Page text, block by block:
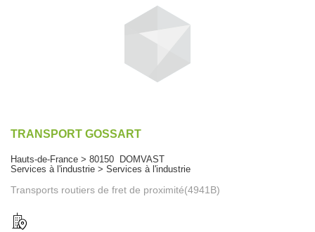
TRANSPORT GOSSART
Hauts-de-France > 80150 DOMVAST
Services à l'industrie > Services à l'industrie
Transports routiers de fret de proximité(4941B)